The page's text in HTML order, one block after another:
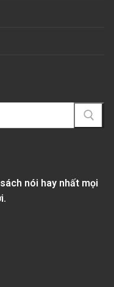
nói hay nhất mọi